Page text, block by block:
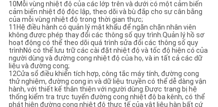
10Mỗi vùng nhiệt độ của các lớp trên và dưới có một cảm biến
cảm biến nhiệt độ độc lập, theo dõi và bù đắp cho sự cân bằng
của mỗi vùng nhiệt độ trong thời gian thực;
11Hệ điều hành có quản lý mật khẩu để ngăn chặn nhân viên
không được phép thay đổi các thông số quy trình.Quản lý hồ sơ
hoạt động có thể theo dõi quá trình sửa đổi các thông số quy
trìnhNó có thể lưu trữ các cài đặt nhiệt độ và tốc độ hiện có của
người dùng và đường cong nhiệt độ của họ, và in tất cả các dữ
liệu và đường cong;
12Cửa sổ điều khiển tích hợp, công tắc máy tính, đường cong
thử nghiệm, đường cong in và dữ liệu truyền có thể dễ dàng vận
hành, với thiết kế thân thiện với người dùng.Được trang bị hệ
thống kiểm tra trực tuyến đường cong nhiệt độ ba kênh, có thể
phát hiện đường cong nhiệt độ thực tế của vật liệu hàn bất cứ